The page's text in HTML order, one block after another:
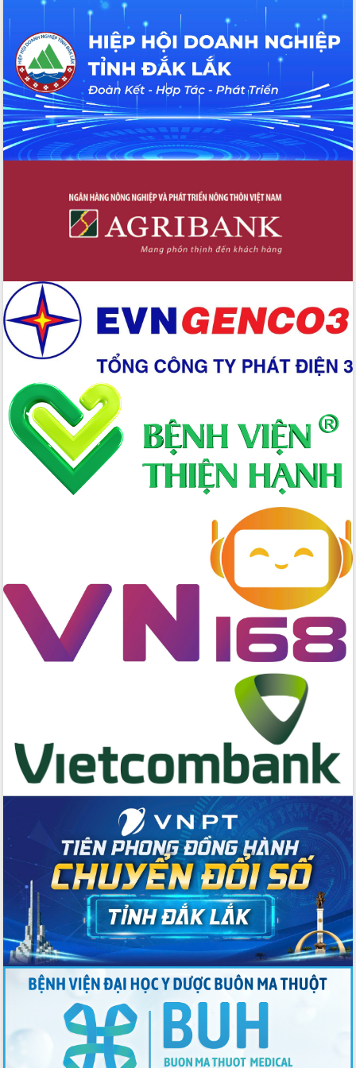
Đắk Lắk phát động hưởng ứng Ngày
Quyền của người tiêu dùng Việt Nam
2026
Đẩy mạnh cải cách hành chính, quyết
tâm đạt được mục tiêu tăng trưởng
hai con số trong năm 2026
Tổ chức trang trọng Lễ hội Đền thờ
Lương Văn Chánh năm 2026
Nhân dân tỉnh
Bệnh án điện tử thúc đẩy chuyển đổi
số y tế tại Đắk Lắk
Chuyển đổi số thư viện: Mở rộng
Đánh giá, rút kinh nghiệm công tác tổ
chức diễn tập trước ngày bầu cử
Chương trình “Gặp gỡ hữu nghị –
Friendship Meeting New Year 2026”
Bầu cử Quốc hội và HĐND: Cử tri Đắk
Lắk gửi gắm niềm tin, kỳ vọng vào lá
phiếu
Đắk Lắk sẵn sàng các điều kiện cho
Ngày hội bầu cử đại biểu Quốc hội
khóa XVI và HĐND các cấp nhiệm kỳ
2026-2031
Đảm bảo cuộc bầu cử đại biểu Quốc
hội và đại biểu HĐND các cấp diễn ra
Đắk Lắk
Sôi nổi Hội đua ngựa truyền thống Gò
Thì Thùng mừng Xuân Bính Ngọ 2026
Lãnh đạo tỉnh dâng hương tưởng niệm
tại Đập Đồng Cam đầu Xuân Bính Ngọ
2026
Đắk Lắk tập trung toàn lực khắc phục
tồn tại IUU, sẵn sàng làm việc với
Đoàn thanh tra EC
Chủ tịch UBND tỉnh Tạ Anh Tuấn thăm,
chúc mừng các bệnh viện nhân Ngày
Thầy thuốc Việt Nam
Rộn ràng lễ hội truyền thống Sông
nước Đà Nông lần thứ I năm 2026
Kỳ họp Chuyên đề lần thứ Năm, HĐND
tỉnh Đắk Lắk thông qua các nghị quyết
quan trọng
Thống nhất danh sách giới thiệu ứng
cử đại biểu Quốc hội khoá XVI và đại
biểu HĐND tỉnh Đắk Lắk, nhiệm kỳ
Phát động hai phong trào thi đua quan
trọng trong kỷ nguyên mới
Hội nghị lần thứ tư Ban Chỉ đạo công